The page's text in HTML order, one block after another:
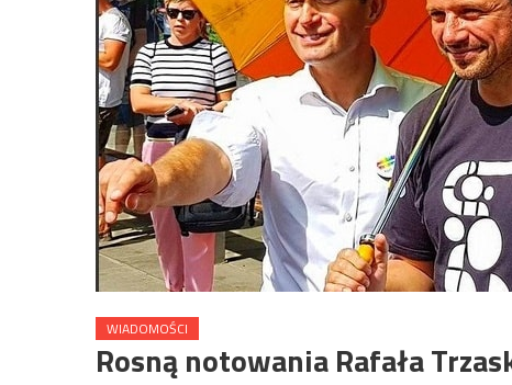
WIADOMOŚCI
Rosną notowania Rafała